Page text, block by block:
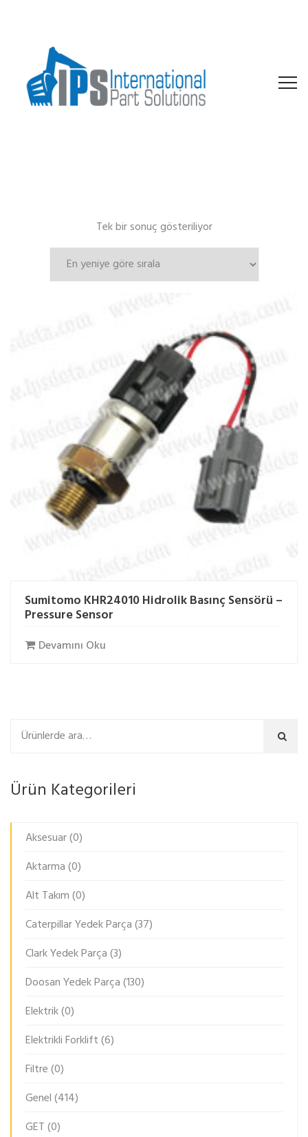
Tek bir sonuç gösteriliyor
Sumitomo KHR24010 Hidrolik Basınç Sensörü –
Pressure Sensor
Devamını Oku
Ara
Ürün Kategorileri
Aksesuar(0)
Aktarma(0)
Alt Takım(0)
Caterpillar Yedek Parça(37)
Clark Yedek Parça(3)
Doosan Yedek Parça(130)
Elektrik(0)
Elektrikli Forklift(6)
Filtre(0)
Genel(414)
GET(0)